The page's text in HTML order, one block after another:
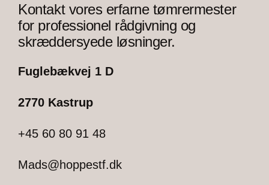
Kontakt vores erfarne tømrermester
for professionel rådgivning og
skræddersyede løsninger.
Fuglebækvej 1 D
2770 Kastrup
+45 60 80 91 48
Mads@hoppestf.dk